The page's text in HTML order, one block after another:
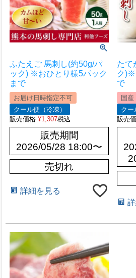
ふたえご 馬刺し(約50g/パ
ック) ※おひとり様5パック
まで
お届け日時指定不可
クール便（冷凍）
販売価格 ¥1,307税込
販売期間
2026/05/28 18:00〜
売切れ
詳細を見る
たて
ク)※
で
国産
クー
販売